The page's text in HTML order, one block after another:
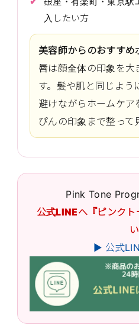
入したい方
美容師からのおすすめ
唇は顔全体の印象を
す。髪や肌と同じよう
避けながらホームケア
ぴんの印象まで整って
Pink Tone
公式LINEへ『ピンク
い
▶ 公式